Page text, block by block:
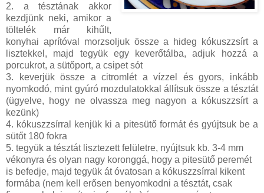
2. a tésztának akkor
kezdjünk neki, amikor a
töltelék már kihűlt,
konyhai aprítóval morzsoljuk össze a hideg kókuszzsírt a
lisztekkel, majd tegyük egy keverőtálba, adjuk hozzá a
porcukrot, a sütőport, a csipet sót
3. keverjük össze a citromlét a vízzel és gyors, inkább
nyomkodó, mint gyúró mozdulatokkal állítsuk össze a tésztát
(ügyelve, hogy ne olvassza meg nagyon a kókuszzsírt a
kezünk)
4. kókuszzsírral kenjük ki a pitesütő formát és gyújtsuk be a
sütőt 180 fokra
5. tegyük a tésztát lisztezett felületre, nyújtsuk kb. 3-4 mm
vékonyra és olyan nagy koronggá, hogy a pitesütő peremét
is befedje, majd tegyük át óvatosan a kókuszzsírral kikent
formába (nem kell erősen benyomkodni a tésztát, csak